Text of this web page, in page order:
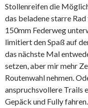
Stollenreifen die
das beladene starre
150mm Federweg
limitiert den Spaß auf
das nächste Mal
setzen, aber mir mehr
Routenwahl nehmen.
anspruchsvollere Trails
Gepäck und Fully fahren.